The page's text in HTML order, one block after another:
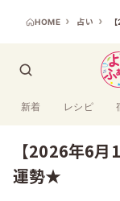
HOME 占い
新着 レシピ
【2026年6
運勢★